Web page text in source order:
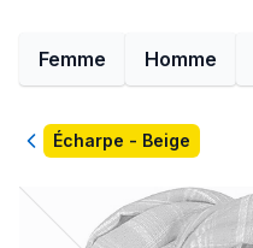
Femme Homme
RetourÉcharpe - Beige